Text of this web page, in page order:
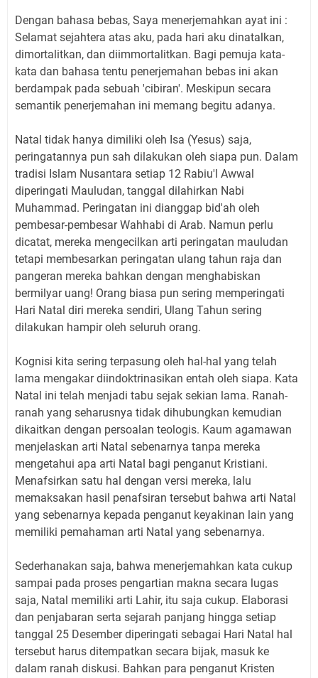
Dengan bahasa bebas, Saya menerjemahkan ayat ini :
Selamat sejahtera atas aku, pada hari aku dinatalkan,
dimortalitkan, dan diimmortalitkan. Bagi pemuja kata-
kata dan bahasa tentu penerjemahan bebas ini akan
berdampak pada sebuah 'cibiran'. Meskipun secara
semantik penerjemahan ini memang begitu adanya.
Natal tidak hanya dimiliki oleh Isa (Yesus) saja,
peringatannya pun sah dilakukan oleh siapa pun. Dalam
tradisi Islam Nusantara setiap 12 Rabiu'l Awwal
diperingati Mauludan, tanggal dilahirkan Nabi
Muhammad. Peringatan ini dianggap bid'ah oleh
pembesar-pembesar Wahhabi di Arab. Namun perlu
dicatat, mereka mengecilkan arti peringatan mauludan
tetapi membesarkan peringatan ulang tahun raja dan
pangeran mereka bahkan dengan menghabiskan
bermilyar uang! Orang biasa pun sering memperingati
Hari Natal diri mereka sendiri, Ulang Tahun sering
dilakukan hampir oleh seluruh orang.
Kognisi kita sering terpasung oleh hal-hal yang telah
lama mengakar diindoktrinasikan entah oleh siapa. Kata
Natal ini telah menjadi tabu sejak sekian lama. Ranah-
ranah yang seharusnya tidak dihubungkan kemudian
dikaitkan dengan persoalan teologis. Kaum agamawan
menjelaskan arti Natal sebenarnya tanpa mereka
mengetahui apa arti Natal bagi penganut Kristiani.
Menafsirkan satu hal dengan versi mereka, lalu
memaksakan hasil penafsiran tersebut bahwa arti Natal
yang sebenarnya kepada penganut keyakinan lain yang
memiliki pemahaman arti Natal yang sebenarnya.
Sederhanakan saja, bahwa menerjemahkan kata cukup
sampai pada proses pengartian makna secara lugas
saja, Natal memiliki arti Lahir, itu saja cukup. Elaborasi
dan penjabaran serta sejarah panjang hingga setiap
tanggal 25 Desember diperingati sebagai Hari Natal hal
tersebut harus ditempatkan secara bijak, masuk ke
dalam ranah diskusi. Bahkan para penganut Kristen